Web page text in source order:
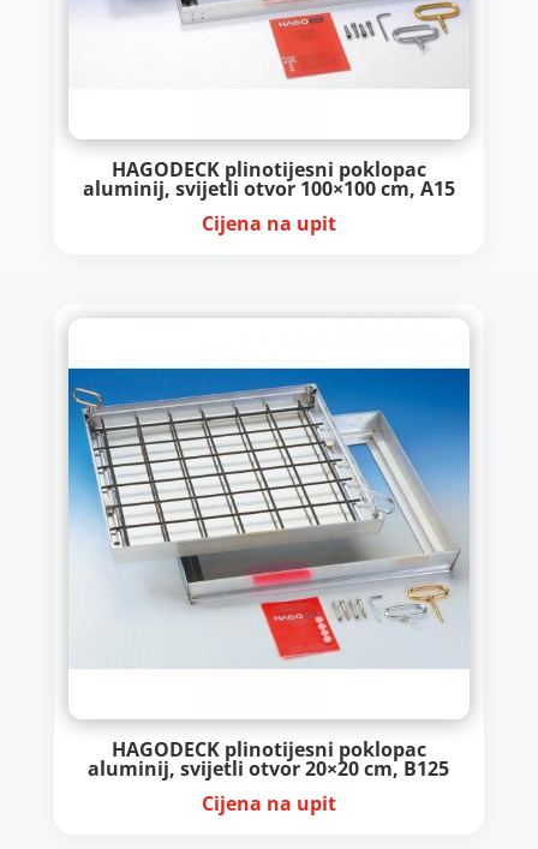
HAGODECK plinotijesni poklopac
aluminij, svijetli otvor 100×100 cm, A15
Cijena na upit
HAGODECK plinotijesni poklopac
aluminij, svijetli otvor 20×20 cm, B125
Cijena na upit